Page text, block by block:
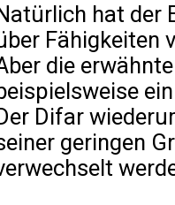
hat der
Fähigkeiten
die
Difar
geringen